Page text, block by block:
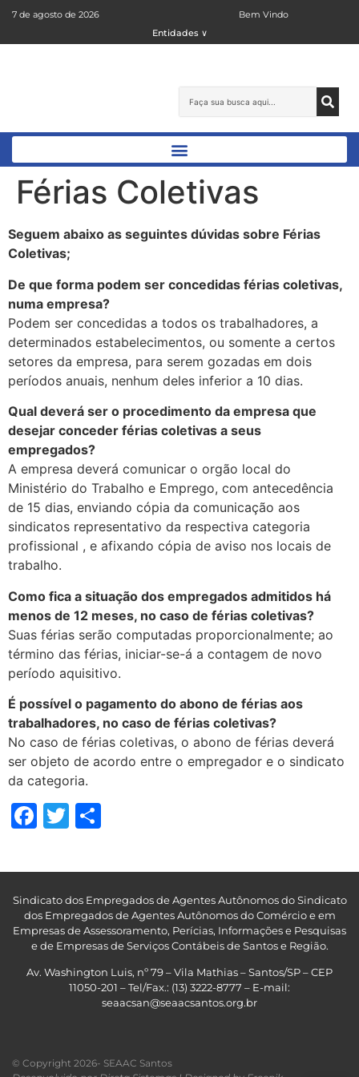
7 de agosto de 2026
Bem Vindo
Entidades ∨
Férias Coletivas
Seguem abaixo as seguintes dúvidas sobre Férias
Coletivas;
De que forma podem ser concedidas férias coletivas,
numa empresa?
Podem ser concedidas a todos os trabalhadores, a
determinados estabelecimentos, ou somente a certos
setores da empresa, para serem gozadas em dois
períodos anuais, nenhum deles inferior a 10 dias.
Qual deverá ser o procedimento da empresa que
desejar conceder férias coletivas a seus
empregados?
A empresa deverá comunicar o orgão local do
Ministério do Trabalho e Emprego, com antecedência
de 15 dias, enviando cópia da comunicação aos
sindicatos representativo da respectiva categoria
profissional , e afixando cópia de aviso nos locais de
trabalho.
Como fica a situação dos empregados admitidos há
menos de 12 meses, no caso de férias coletivas?
Suas férias serão computadas proporcionalmente; ao
término das férias, iniciar-se-á a contagem de novo
período aquisitivo.
É possível o pagamento do abono de férias aos
trabalhadores, no caso de férias coletivas?
No caso de férias coletivas, o abono de férias deverá
ser objeto de acordo entre o empregador e o sindicato
da categoria.
Facebook
Twitter
Sindicato dos Empregados de Agentes Autônomos do Sindicato
dos Empregados de Agentes Autônomos do Comércio e em
Empresas de Assessoramento, Perícias, Informações e Pesquisas
e de Empresas de Serviços Contábeis de Santos e Região.
Av. Washington Luis, nº 79 – Vila Mathias – Santos/SP – CEP
11050-201 – Tel/Fax.: (13) 3222-8777 – E-mail:
seaacsan@seaacsantos.org.br
© Copyright 2026- SEAAC Santos